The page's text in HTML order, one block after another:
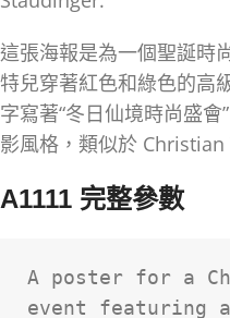
這張海報是為一個聖誕時
特兒穿著紅色和綠色的高
字寫著“冬日仙境時尚盛
影風格，類似於
A1111 完整參數
A poster for a
event featuring